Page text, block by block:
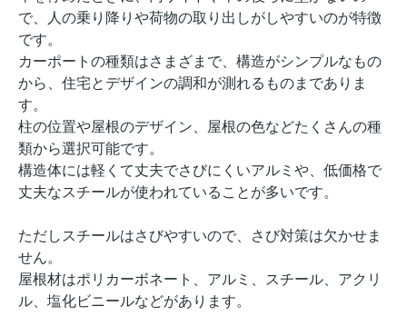
で、人の乗り降りや荷物の取り出しがしやすいのが特徴
です。
カーポートの種類はさまざまで、構造がシンプルなもの
から、住宅とデザインの調和が測れるものまでありま
す。
柱の位置や屋根のデザイン、屋根の色などたくさんの種
類から選択可能です。
構造体には軽くて丈夫でさびにくいアルミや、低価格で
丈夫なスチールが使われていることが多いです。
ただしスチールはさびやすいので、さび対策は欠かせま
せん。
屋根材はポリカーボネート、アルミ、スチール、アクリ
ル、塩化ビニールなどがあります。